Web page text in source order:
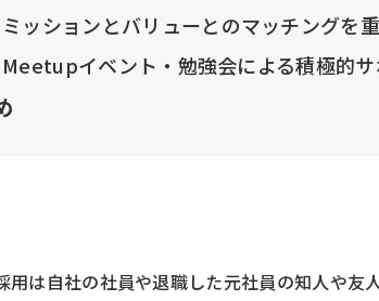
ミッションとバリューとのマッチングを
Meetupイベント・勉強会による積極的サ
用は自社の社員や退職した元社員の知人や